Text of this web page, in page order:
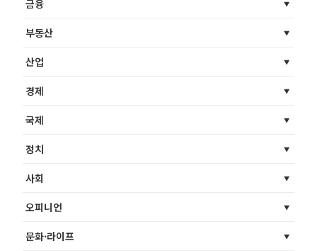
금융
부동산
산업
경제
국제
정치
사회
오피니언
문화·라이프